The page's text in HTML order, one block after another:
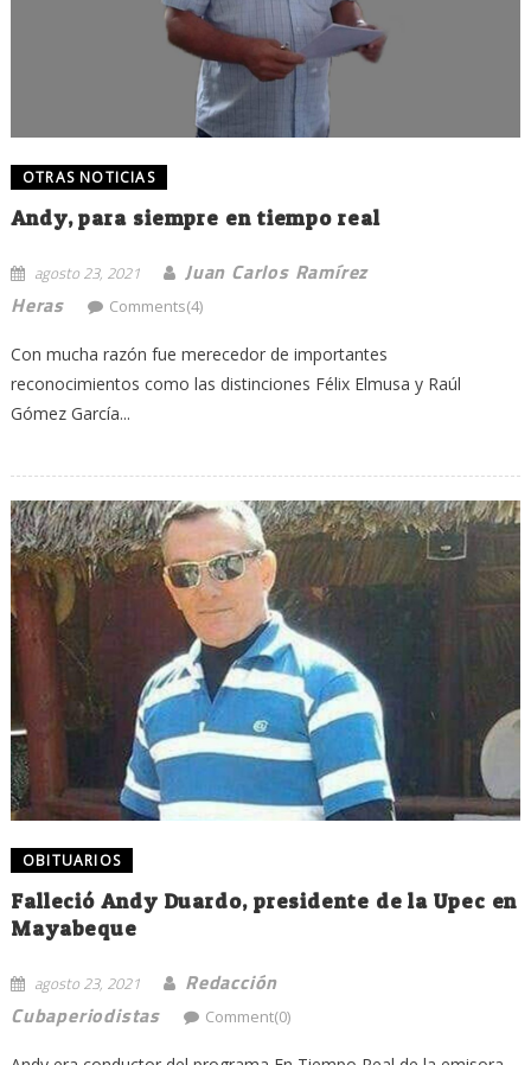
OTRAS NOTICIAS
Andy, para siempre en tiempo real
agosto 23, 2021
Juan Carlos Ramírez
Heras
Comments(4)
Con mucha razón fue merecedor de importantes
reconocimientos como las distinciones Félix Elmusa y Raúl
Gómez García...
OBITUARIOS
Falleció Andy Duardo, presidente de la Upec en
Mayabeque
agosto 23, 2021
Redacción
Cubaperiodistas
Comment(0)